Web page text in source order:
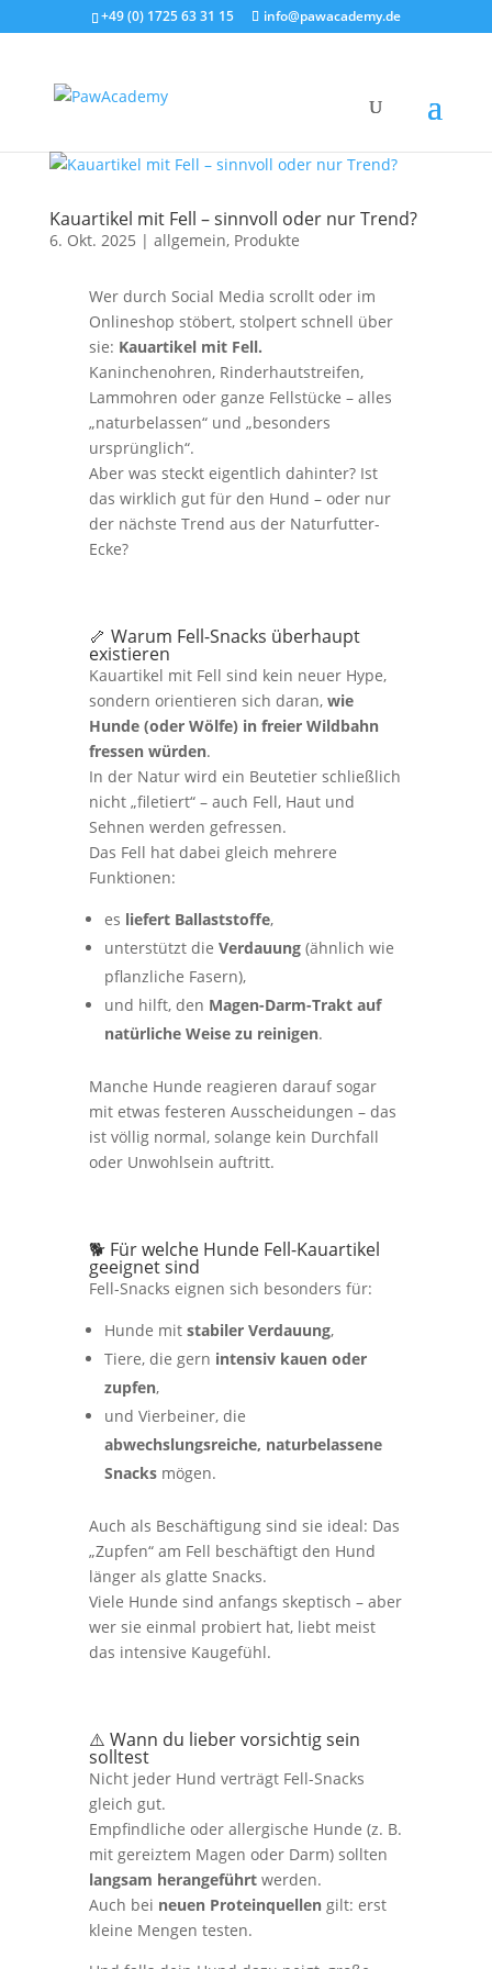
+49 (0) 1725 63 31 15 info@pawacademy.de
Kauartikel mit Fell – sinnvoll oder nur Trend?
6. Okt. 2025 | allgemein, Produkte
Wer durch Social Media scrollt oder im
Onlineshop stöbert, stolpert schnell über
sie: Kauartikel mit Fell.
Kaninchenohren, Rinderhautstreifen,
Lammohren oder ganze Fellstücke – alles
„naturbelassen“ und „besonders
ursprünglich“.
Aber was steckt eigentlich dahinter? Ist
das wirklich gut für den Hund – oder nur
der nächste Trend aus der Naturfutter-
Ecke?
🦴 Warum Fell-Snacks überhaupt
existieren
Kauartikel mit Fell sind kein neuer Hype,
sondern orientieren sich daran, wie
Hunde (oder Wölfe) in freier Wildbahn
fressen würden.
In der Natur wird ein Beutetier schließlich
nicht „filetiert“ – auch Fell, Haut und
Sehnen werden gefressen.
Das Fell hat dabei gleich mehrere
Funktionen:
es liefert Ballaststoffe,
unterstützt die Verdauung(ähnlich wie
pflanzliche Fasern),
und hilft, den Magen-Darm-Trakt auf
natürliche Weise zu reinigen.
Manche Hunde reagieren darauf sogar
mit etwas festeren Ausscheidungen – das
ist völlig normal, solange kein Durchfall
oder Unwohlsein auftritt.
🐕 Für welche Hunde Fell-Kauartikel
geeignet sind
Fell-Snacks eignen sich besonders für:
Hunde mit stabiler Verdauung,
Tiere, die gern intensiv kauen oder
zupfen,
und Vierbeiner, die
abwechslungsreiche, naturbelassene
Snacksmögen.
Auch als Beschäftigung sind sie ideal: Das
„Zupfen“ am Fell beschäftigt den Hund
länger als glatte Snacks.
Viele Hunde sind anfangs skeptisch – aber
wer sie einmal probiert hat, liebt meist
das intensive Kaugefühl.
⚠️ Wann du lieber vorsichtig sein
solltest
Nicht jeder Hund verträgt Fell-Snacks
gleich gut.
Empfindliche oder allergische Hunde (z. B.
mit gereiztem Magen oder Darm) sollten
langsam herangeführtwerden.
Auch bei neuen Proteinquellengilt: erst
kleine Mengen testen.